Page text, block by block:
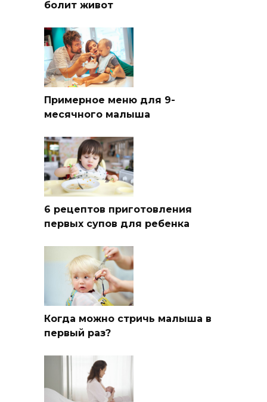
болит живот
Примерное меню для 9-
месячного малыша
6 рецептов приготовления
первых супов для ребенка
Когда можно стричь малыша в
первый раз?